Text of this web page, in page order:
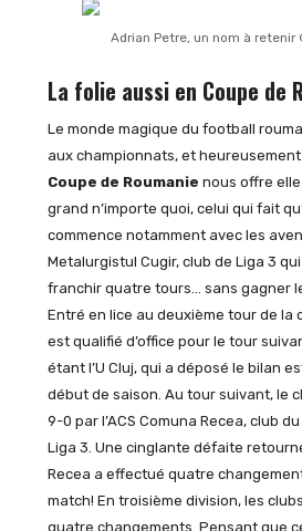
Adrian Petre, un nom à
La folie aussi en Coupe de
Le monde magique du football
aux championnats, et heureusement
Coupe de Roumanie nous offre
grand n’importe quoi, celui qui fait
commence notamment avec les
Metalurgistul Cugir, club de Liga 3
franchir quatre tours… sans gagner
Entré en lice au deuxième tour de la
est qualifié d’office pour le tour
étant l’U Cluj, qui a déposé le bilan
début de saison. Au tour suivant, le
9-0 par l’ACS Comuna Recea, club
Liga 3. Une cinglante défaite
Recea a effectué quatre
match! En troisième division, les
quatre changements. Pensant que